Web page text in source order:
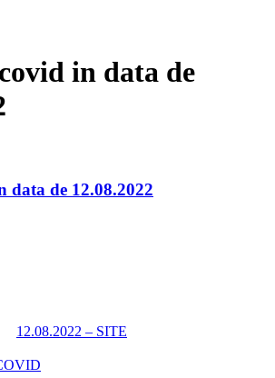
in data de
data de 12.08.2022
12.08.2022 – SITE